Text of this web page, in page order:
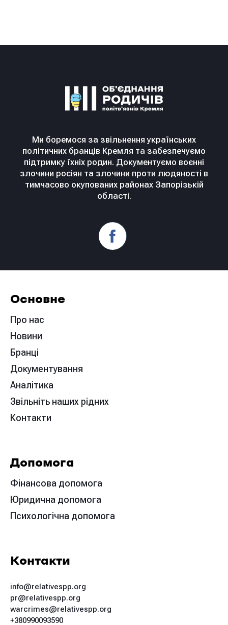
Ми боремося за звільнення українських
політичних бранців Кремля та забезпечуємо
підтримку їхніх родин. Документуємо воєнні
злочини росіян та злочини проти людяності в
тимчасово окупованих районах Запорізькій
області.
Основне
Про нас
Новини
Бранці
Документування
Аналітика
Звільніть наших рідних
Контакти
Допомога
Фінансова допомога
Юридична допомога
Психологічна допомога
Контакти
info@relativespp.org
pr@relativespp.org
warcrimes@relativespp.org
+380990093590